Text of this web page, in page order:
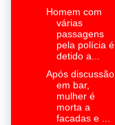
Homem com
várias
passagens
pela polícia é
detido a...
Após discussão
em bar,
mulher é
morta a
facadas e ...